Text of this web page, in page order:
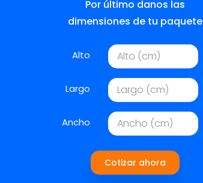
Por último danos las
dimensiones de tu paquete
Alto
Largo
Ancho
Cotizar ahora